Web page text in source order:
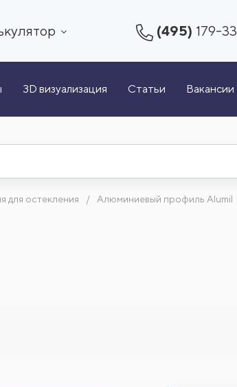
(495) 179-
3D визуализация Статьи Вакансии
для остекления Алюминиевый профиль Alumil